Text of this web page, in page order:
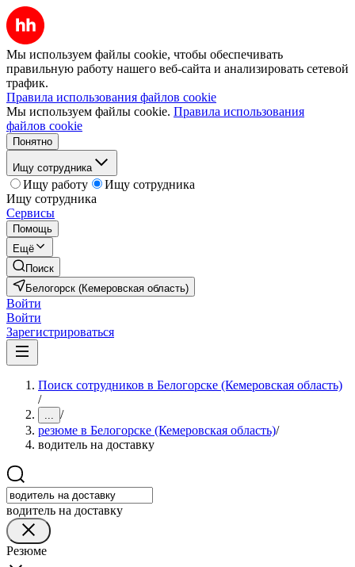
Мы используем файлы cookie, чтобы обеспечивать
правильную работу нашего веб-сайта и анализировать сетевой
трафик.
Правила использования файлов cookie
Мы используем файлы cookie. Правила использования
файлов cookie
Понятно
Ищу сотрудника
Ищу работу
Ищу сотрудника
Ищу сотрудника
Сервисы
Помощь
Ещё
Поиск
Белогорск (Кемеровская область)
Войти
Войти
Зарегистрироваться
Поиск сотрудников в Белогорске (Кемеровская область)
/
... /
резюме в Белогорске (Кемеровская область)/
водитель на доставку
водитель на доставку
Резюме